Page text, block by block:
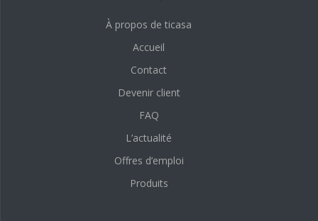
À propos de ticasa
Accueil
Contact
Devenir client
FAQ
L’actualité
Offres d’emploi
Produits